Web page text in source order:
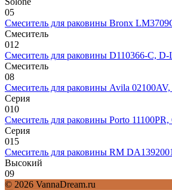
05
Смеситель для раковины Bronx
Смеситель
012
Смеситель для раковины D110366-С,
Смеситель
08
Смеситель для раковины Avila
Серия
010
Смеситель для раковины Porto
Серия
015
Смеситель для раковины RM
Высокий
09
© 2026 VannaDream.ru